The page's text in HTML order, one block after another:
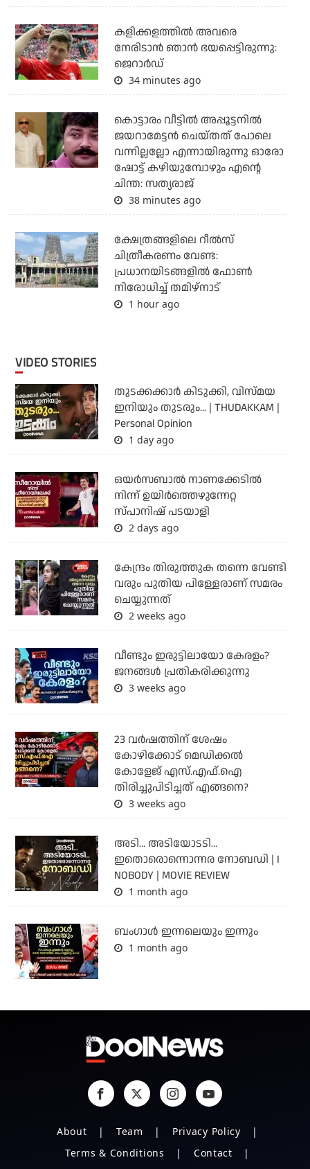
കളിക്കളത്തില്‍ അവരെ
നേരിടാന്‍ ഞാന്‍ ഭയപ്പെട്ടിരുന്നു:
ജെറാര്‍ഡ്
34 minutes ago
കൊട്ടാരം വീട്ടില്‍ അപ്പൂട്ടനില്‍
ജയറാമേട്ടന്‍ ചെയ്തത് പോലെ
വന്നില്ലല്ലോ എന്നായിരുന്നു ഓരോ
ഷോട്ട് കഴിയുമ്പോഴും എന്റെ
ചിന്ത: സത്യരാജ്
38 minutes ago
ക്ഷേത്രങ്ങളിലെ റീല്‍സ്
ചിത്രീകരണം വേണ്ട:
പ്രധാനയിടങ്ങളില്‍ ഫോണ്‍
നിരോധിച്ച് തമിഴ്‌നാട്
1 hour ago
VIDEO STORIES
തുടക്കക്കാര്‍ കിടുക്കി, വിസ്മയ
ഇനിയും തുടരും... | THUDAKKAM |
Personal Opinion
1 day ago
ഒയര്‍സബാൽ നാണക്കേടിൽ
നിന്ന് ഉയിർത്തെഴുന്നേറ്റ
സ്പാനിഷ് പടയാളി
2 days ago
കേന്ദ്രം തിരുത്തുക തന്നെ വേണ്ടി
വരും പുതിയ പിള്ളേരാണ് സമരം
ചെയ്യുന്നത്
2 weeks ago
വീണ്ടും ഇരുട്ടിലായോ കേരളം?
ജനങ്ങൾ പ്രതികരിക്കുന്നു
3 weeks ago
23 വർഷത്തിന് ശേഷം
കോഴിക്കോട് മെഡിക്കൽ
കോളേജ് എസ്.എഫ്.ഐ
തിരിച്ചുപിടിച്ചത് എങ്ങനെ?
3 weeks ago
അടി... അടിയോടടി...
ഇതൊരൊന്നൊന്നര നോബഡി | I
NOBODY | MOVIE REVIEW
1 month ago
ബംഗാള്‍ ഇന്നലെയും ഇന്നും
1 month ago
About Team
Privacy Policy
Terms & Conditions
Contact